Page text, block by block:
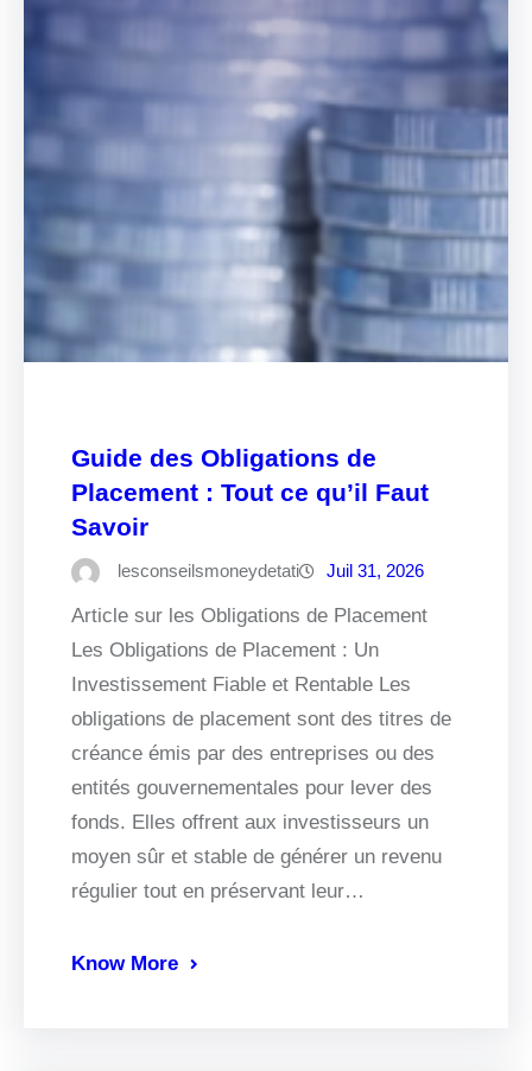
Guide des Obligations de
Placement : Tout ce qu’il Faut
Savoir
lesconseilsmoneydetati Juil 31, 2026
Article sur les Obligations de Placement
Les Obligations de Placement : Un
Investissement Fiable et Rentable Les
obligations de placement sont des titres de
créance émis par des entreprises ou des
entités gouvernementales pour lever des
fonds. Elles offrent aux investisseurs un
moyen sûr et stable de générer un revenu
régulier tout en préservant leur…
Know More